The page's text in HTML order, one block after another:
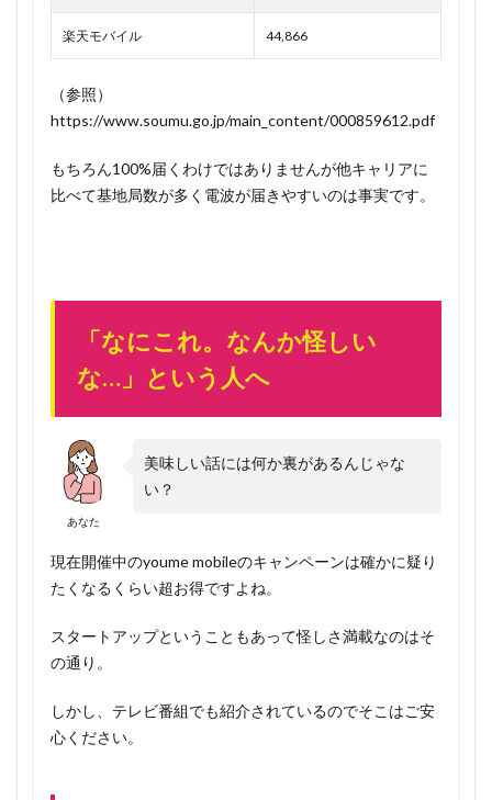
楽天モバイル 44,866
（参照）
https://www.soumu.go.jp/main_content/000859612.pdf
もちろん100%届くわけではありませんが他キャリアに
比べて基地局数が多く電波が届きやすいのは事実です。
「なにこれ。なんか怪しい
な…」という人へ
あなた
美味しい話には何か裏があるんじゃな
い？
現在開催中のyoume mobileのキャンペーンは確かに疑り
たくなるくらい超お得ですよね。
スタートアップということもあって怪しさ満載なのはそ
の通り。
しかし、テレビ番組でも紹介されているのでそこはご安
心ください。